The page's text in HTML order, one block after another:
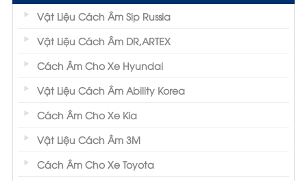
Vật Liệu Cách Âm Sip Russia
Vật Liệu Cách Âm DR,ARTEX
Cách Âm Cho Xe Hyundai
Vật Liệu Cách Âm Ability Korea
Cách Âm Cho Xe Kia
Vật Liệu Cách Âm 3M
Cách Âm Cho Xe Toyota